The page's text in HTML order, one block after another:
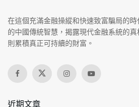
在這個充滿金融操縱和快速致富騙局的
的中國傳統智慧，揭露現代金融系統的
則累積真正可持續的財富。
近期文章